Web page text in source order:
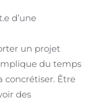
d’une
un projet
du temps
concrétiser. Être
des